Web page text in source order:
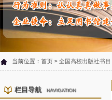
当前位置： 首页 > 全国高校出版社书目
栏目导航 NAVIGATION